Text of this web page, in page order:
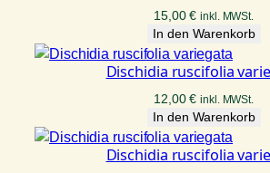
15,00€ inkl. MWSt.
In den Warenkorb
Dischidia ruscifolia
12,00€ inkl. MWSt.
In den Warenkorb
Dischidia ruscifolia